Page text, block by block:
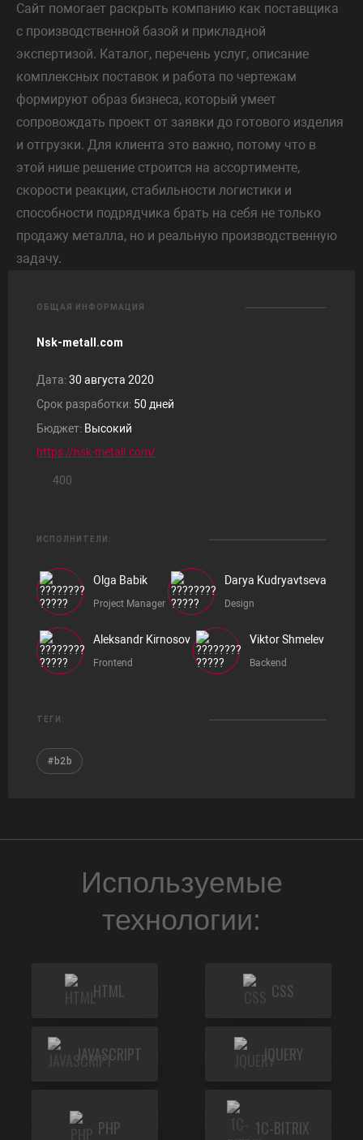
Сайт помогает раскрыть компанию как поставщика
с производственной базой и прикладной
экспертизой. Каталог, перечень услуг, описание
комплексных поставок и работа по чертежам
формируют образ бизнеса, который умеет
сопровождать проект от заявки до готового изделия
и отгрузки. Для клиента это важно, потому что в
этой нише решение строится на ассортименте,
скорости реакции, стабильности логистики и
способности подрядчика брать на себя не только
продажу металла, но и реальную производственную
задачу.
ОБЩАЯ ИНФОРМАЦИЯ
Nsk-metall.com
Дата:30 августа 2020
Срок разработки: 50 дней
Бюджет: Высокий
https://nsk-metall.com/
400
ИСПОЛНИТЕЛИ:
Olga Babik
Project Manager
Darya Kudryavtseva
Design
Aleksandr Kirnosov
Frontend
Viktor Shmelev
Backend
ТЕГИ:
#b2b
Используемые
технологии:
HTML CSS
JAVASCRIPT JQUERY
PHP 1C-BITRIX